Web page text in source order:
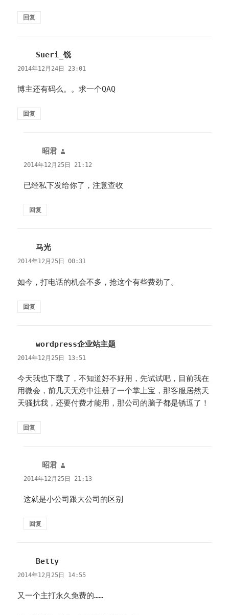
回复
Sueri_锐说
道：
2014年12月24日 23:01
博主还有码么。。求一个QAQ
回复
昭君
道：
2014年12月25日 21:12
已经私下发给你了，注意查收
回复
马光
道：
2014年12月25日 00:31
如今，打电话的机会不多，抢这个有些费劲了。
回复
wordpress企业站主题
2014年12月25日 13:51
今天我也下载了，不知道好不好用，先试试吧，目前我在
用微会，前几天无意中注册了一个掌上宝，那客服居然天
天骚扰我，还要付费才能用，那公司的脑子都是锈逗了！
回复
昭君
道：
2014年12月25日 21:13
这就是小公司跟大公司的区别
回复
Betty
道：
2014年12月25日 14:55
又一个主打永久免费的……